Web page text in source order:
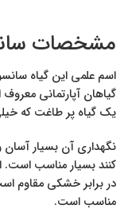
مشخصات
اسم علمی این گیاه
گیاهان آپارتمانی
یک گیاه پر طاغت که
نگهداری آن بسیار
کنند بسیار مناسب
در برابر خشکی مقاوم
مناسب است.